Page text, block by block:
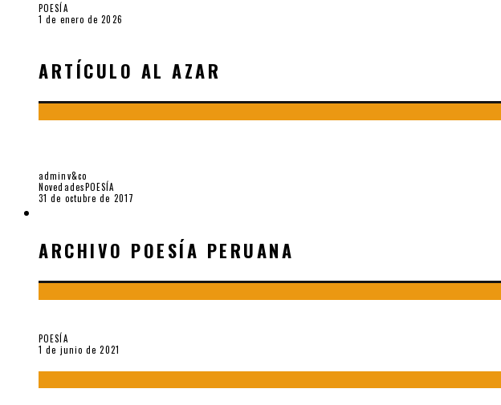
POESÍA
1 de enero de 2026
ARTÍCULO AL AZAR
adminv&co
NovedadesPOESÍA
31 de octubre de 2017
ARCHIVO POESÍA PERUANA
POESÍA
1 de junio de 2021